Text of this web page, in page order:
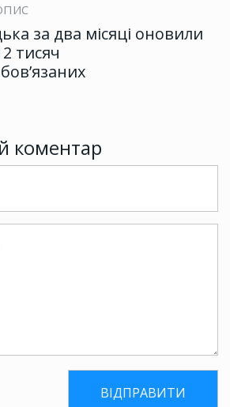
за два місяці оновили
тисяч
коментар